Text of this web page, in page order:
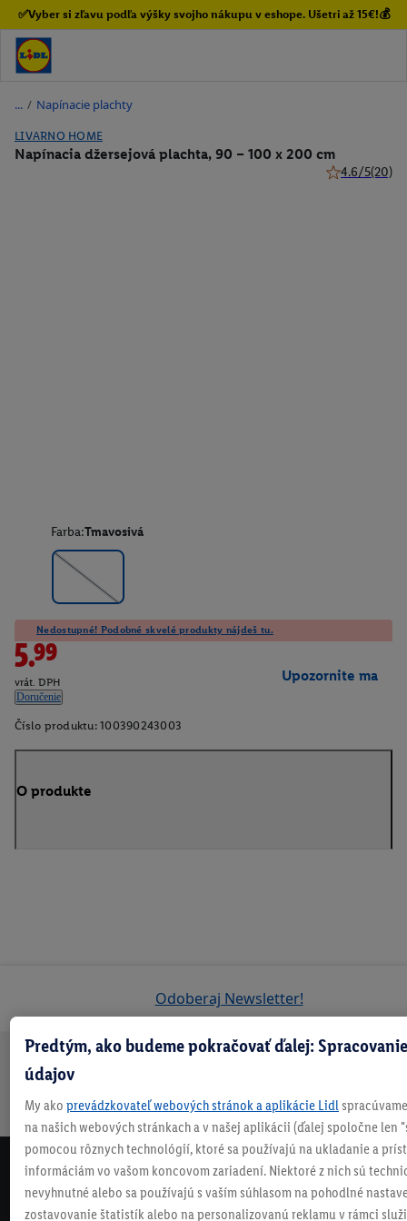
✅Vyber si zľavu podľa výšky svojho nákupu v eshope. Ušetri až 15€!💰
/ Napínacie plachty
LIVARNO HOME
Napínacia džersejová plachta, 90 – 100 x 200 cm
4.6/5(20)
Farba:Tmavosivá
Nedostupné! Podobné skvelé produkty nájdeš tu.
5.99
vrát. DPH
Doručenie
Upozornite ma
Číslo produktu: 100390243003
O produkte
Odoberaj Newsletter!
Doprava
nad 70 €¹
niečo nové
NEWSLETTER
NEZMEŠKAJ NAŠE AKCIE!
Predtým, ako budeme pokračovať ďalej:
údajov
My ako prevádzkovateľ webových stránok a aplikácie Lidl
na našich webových stránkach a v našej aplikácii (ďalej spoločne len
pomocou rôznych technológií, ktoré sa používajú na ukladanie a
informáciám vo vašom koncovom zariadení. Niektoré z nich sú
nevyhnutné alebo sa používajú s vaším súhlasom na pohodlné
zostavovanie štatistík alebo na personalizovanú reklamu v rámci